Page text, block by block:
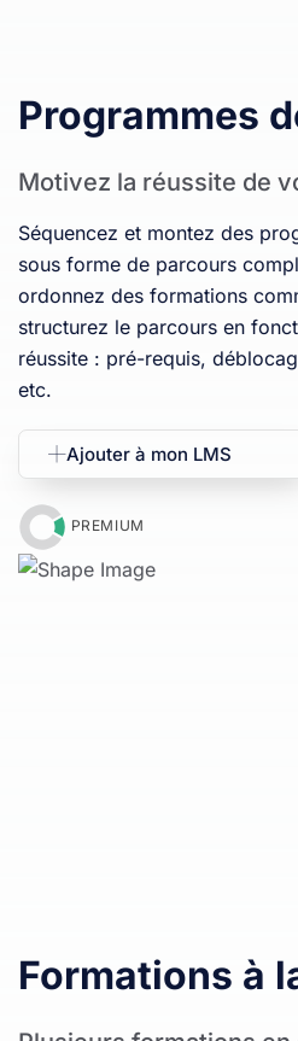
Programmes
Motivez la réussite de
Séquencez et montez des
sous forme de parcours
ordonnez des formations
structurez le parcours en
réussite : pré-requis,
etc.
Ajouter à mon LMS
PREMIUM
Formations à